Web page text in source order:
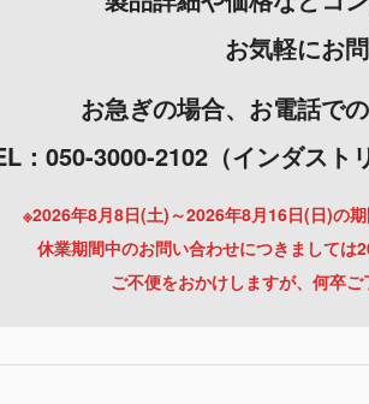
お気軽にお
お急ぎの場合、お電話で
：050-3000-2102（インダスト
※2026年8月8日(土)～2026年8月16日(日)の
休業期間中のお問い合わせにつきましては
ご不便をおかけしますが、何卒ご